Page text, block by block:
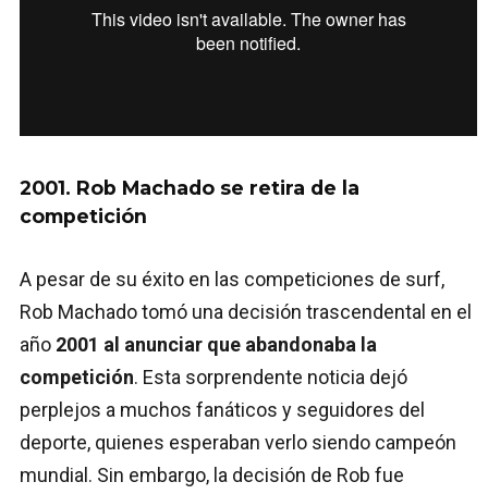
2001. Rob Machado se retira de la
competición
A pesar de su éxito en las competiciones de surf,
Rob Machado tomó una decisión trascendental en el
año 2001 al anunciar que abandonaba la
competición. Esta sorprendente noticia dejó
perplejos a muchos fanáticos y seguidores del
deporte, quienes esperaban verlo siendo campeón
mundial. Sin embargo, la decisión de Rob fue